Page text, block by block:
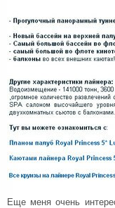
Еще меня очень